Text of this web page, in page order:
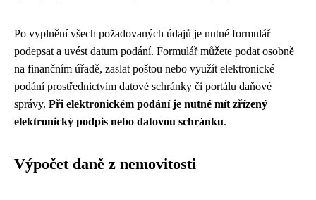
Po vyplnění všech požadovaných údajů je nutné formulář
podepsat a uvést datum podání. Formulář můžete podat osobně
na finančním úřadě, zaslat poštou nebo využít elektronické
podání prostřednictvím datové schránky či portálu daňové
správy. Při elektronickém podání je nutné mít zřízený
elektronický podpis nebo datovou schránku.
Výpočet daně z nemovitosti